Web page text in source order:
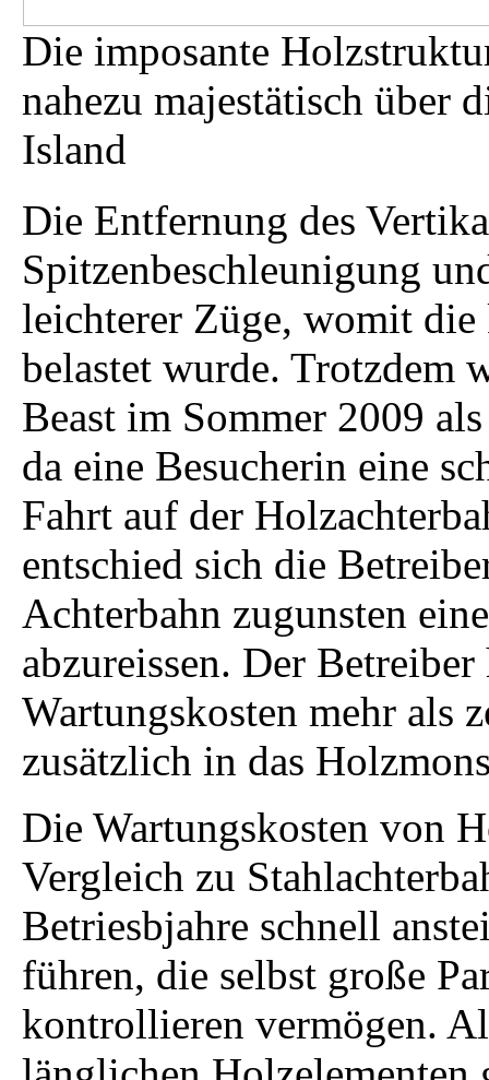
Die imposante
nahezu majestätisch über
Island
Die Entfernung des
Spitzenbeschleunigung
leichterer Züge, womit
belastet wurde. Trotzdem
Beast im Sommer 2009
da eine Besucherin eine
Fahrt auf der
entschied sich die
Achterbahn zugunsten
abzureissen. Der
Wartungskosten mehr
zusätzlich in das
Die Wartungskosten von
Vergleich zu
Betriesbjahre schnell
führen, die selbst große
kontrollieren vermögen.